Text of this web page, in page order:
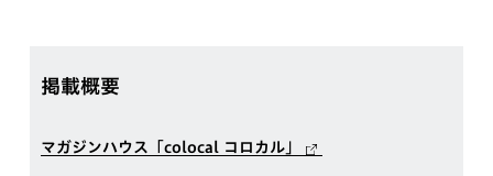
掲載概要
マガジンハウス「colocal コロカル」